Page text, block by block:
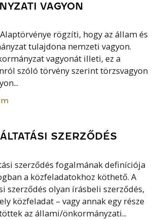
VAGYON
rögzíti, hogy az állam és
tulajdona nemzeti vagyon.
vagyonát illeti, ez a
szóló törvény szerint törzsvagyon
SZERZŐDÉS
szerződés fogalmának definíciója
a közfeladatokhoz köthető. A
szerződés olyan írásbeli szerződés,
közfeladat – vagy annak egy része
az állami/önkormányzati...